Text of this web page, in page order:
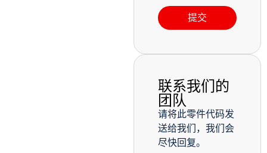
提交
联系我们的
团队
请将此零件代码发
送给我们，我们会
尽快回复。